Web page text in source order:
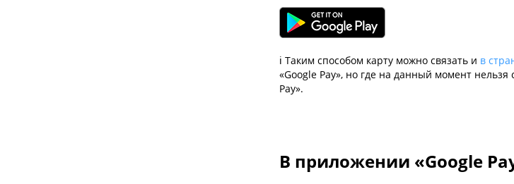
ℹ️ Таким способом карту можно связать и в
«Google Pay», но где на данный момент нельзя
Pay».
В приложении «Google